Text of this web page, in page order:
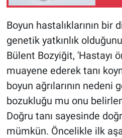
Boyun hastalıklarının bir
genetik yatkınlık
Bülent Bozyiğit, 'Hastayı
muayene ederek tanı
boyun ağrılarının nedeni
bozukluğu mu onu
Doğru tanı sayesinde
mümkün. Öncelikle ilk